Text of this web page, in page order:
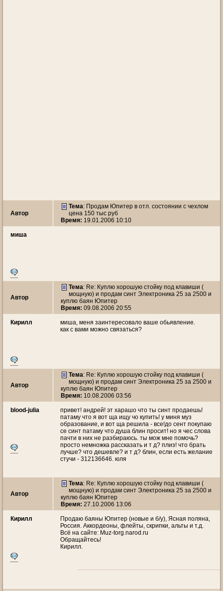
Автор
Тема: Продам Юпитер в отл. состоянии с чехлом
цена 150 тыс руб
Время: 19.01.2006 10:10
миша
Автор
Тема: Re: Куплю хорошую стойку под клавиши (
мощную) и продам синт Электроника 25 за 2500 и
куплю баян Юпитер
Время: 09.08.2006 20:55
Кирилл
миша, меня заинтересовало ваше обьявление.
как с вами можно связаться?
Автор
Тема: Re: Куплю хорошую стойку под клавиши (
мощную) и продам синт Электроника 25 за 2500 и
куплю баян Юпитер
Время: 10.08.2006 03:56
blood-julia
привет! андрей! эт харашо что ты синт продаешь!
патаму что я вот ща ищу чо купить! у миня муз
образование, и вот ща решила - все!до сент покупаю
се синт патаму что душа блин просит! но я чес слова
пачти в них не разбираюсь. ты мож мне помочь?
просто немножка рассказать и т д? плиз! что брать
лучше? что дешевле? и т д? блин, если есть желание
стучи - 312136646. юля
Автор
Тема: Re: Куплю хорошую стойку под клавиши (
мощную) и продам синт Электроника 25 за 2500 и
куплю баян Юпитер
Время: 27.10.2006 13:06
Кирилл
Продаю баяны Юпитер (новые и б/у), Ясная поляна,
Россия. Аккордеоны, флейты, скрипки, альты и т.д.
Всё на сайте: Muz-torg.narod.ru
Обращайтесь!
Кирилл.